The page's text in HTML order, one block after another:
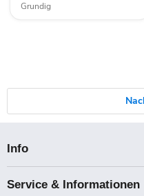
Grundig
Info
Service & Informationen